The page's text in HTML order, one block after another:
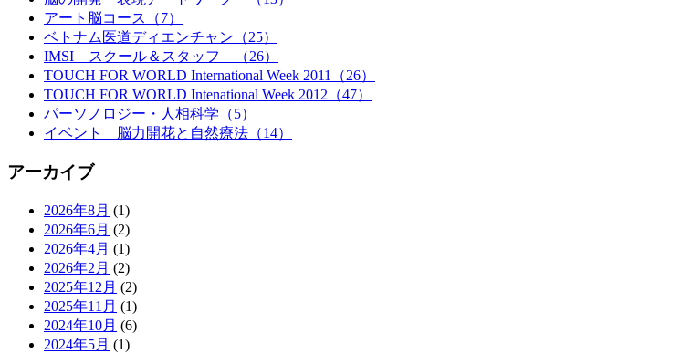
アート脳コース（7）
ベトナム医道ディエンチャン（25）
IMSI スクール＆スタッフ （26）
TOUCH FOR WORLD International Week 2011（26）
TOUCH FOR WORLD Intenational Week 2012（47）
パーソノロジー・人相科学（5）
イベント 脳力開花と自然療法（14）
アーカイブ
2026年8月 (1)
2026年6月 (2)
2026年4月 (1)
2026年2月 (2)
2025年12月 (2)
2025年11月 (1)
2024年10月 (6)
2024年5月 (1)